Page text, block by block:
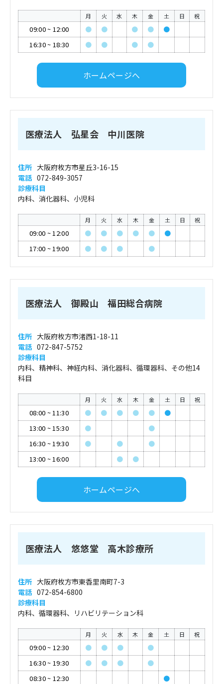
月 火 水 木 金 土 日 祝
09:00~ 12:00 ● ● ● ●
●
16:30~ 18:30 ● ● ● ●
ホームページへ
医療法人 弘星会 中川医院
住所 大阪府枚方市星丘3-16-15
電話 072-849-3057
診療科目
内科、消化器科、小児科
月 火 水 木 金 土 日 祝
09:00 ~12:00 ● ● ● ● ●
●
17:00 ~19:00 ● ● ● ●
医療法人 御殿山 福田総合病院
住所 大阪府枚方市渚西1-18-11
電話 072-847-5752
診療科目
内科、精神科、神経内科、消化器科、循環器科、その他14
科目
月 火 水 木 金 土 日 祝
08:00 ~11:30 ● ● ● ● ●
●
13:00 ~15:30 ●
●
16:30 ~19:30 ● ●
●
13:00 ~16:00 ● ●
ホームページへ
医療法人 悠悠堂 高木診療所
住所 大阪府枚方市東香里南町7-3
電話 072-854-6800
診療科目
内科、循環器科、リハビリテーション科
月 火 水 木 金 土 日 祝
09:00~ 12:30 ● ● ●
●
16:30~ 19:30 ● ● ●
●
08:30~ 12:30 ●